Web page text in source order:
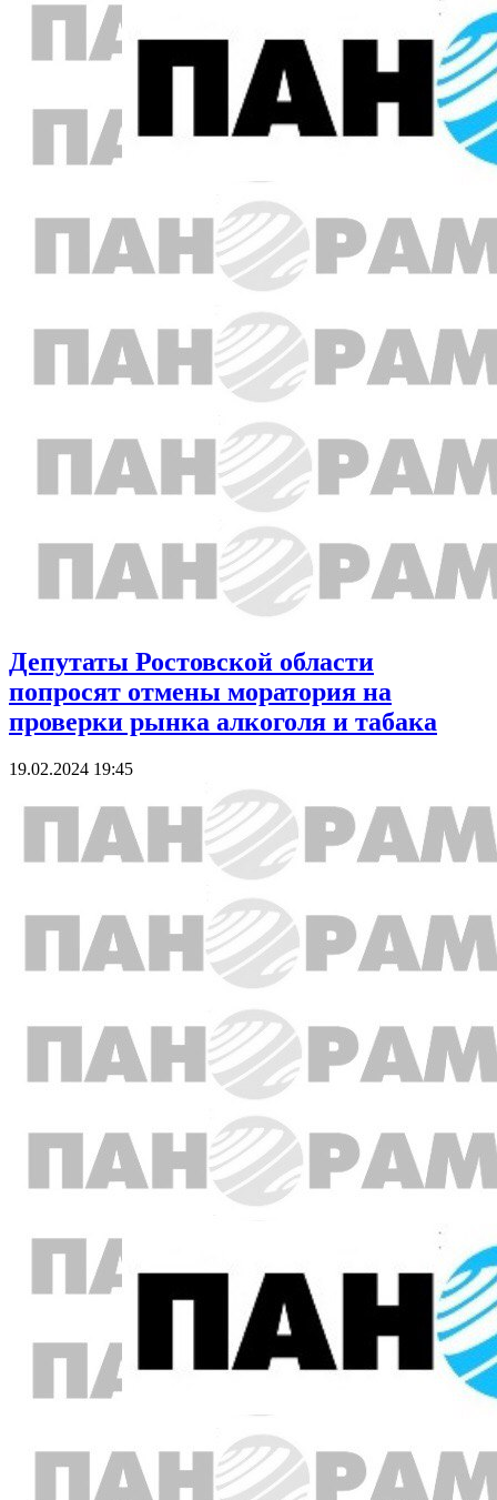
Депутаты Ростовской области
попросят отмены моратория на
проверки рынка алкоголя и табака
19.02.2024 19:45